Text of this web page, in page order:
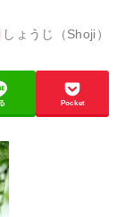
しょうじ（Shoji）
Pocket